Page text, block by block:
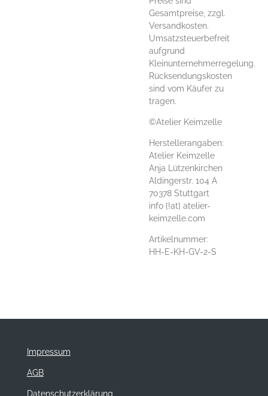
Gesamtpreise, zzgl.
Versandkosten.
Umsatzsteuerbefreit
aufgrund
Kleinunternehmerregelung.
Rücksendungskosten
sind vom Käufer zu
tragen.
©Atelier Keimzelle
Herstellerangaben:
Atelier Keimzelle
Anja Lützenkirchen
Aldingerstr. 104 A
70378 Stuttgart
info [!at] atelier-
keimzelle.com
Artikelnummer:
HH-E-KH-GV-2-S
Impressum
AGB
Datenschutzerklärung